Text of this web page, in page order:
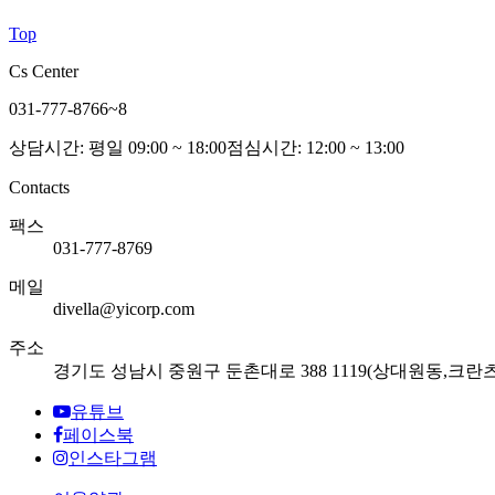
Top
Cs Center
031-777-8766~8
상담시간: 평일 09:00 ~ 18:00점심시간: 12:00 ~ 13:00
Contacts
팩스
031-777-8769
메일
divella@yicorp.com
주소
경기도 성남시 중원구 둔촌대로 388 1119(상대원동,크란
유튜브
페이스북
인스타그램